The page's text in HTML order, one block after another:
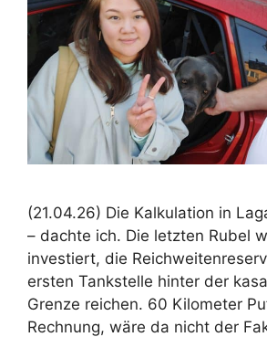
(21.04.26) Die Kalkulation in
– dachte ich. Die letzten Rubel
investiert, die
ersten Tankstelle hinter der
Grenze reichen. 60 Kilometer
Rechnung, wäre da nicht der